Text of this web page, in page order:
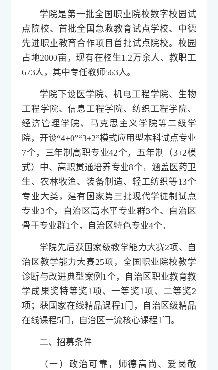
学院是第一批全国职业院校数字校园试
点院校、首批全国急救教育试点学校、中德
先进职业教育合作项目首批试点院校。校园
占地2000亩，现有在校生1.2万余人、教职工
673人，其中专任教师563人。
学院下设医学院、机电工程学院、生物
工程学院、信息工程学院、纺织工程学院、
经济管理学院、马克思主义学院等二级学
院，开设“4+0”“3+2”模式应用型本科试点专业
7个，三年制高职专业42个，五年制（3+2模
式）中、高职贯通培养专业8个，涵盖医药卫
生、农林牧渔、装备制造、轻工纺织等13个
专业大类，建有国家第三批现代学徒制试点
专业3个，自治区高水平专业群3个、自治区
骨干专业群1个，自治区特色专业4个。
学院先后获国家级教学能力大赛2项、自
治区教学能力大赛25项，全国职业院校教学
诊断与改进典型案例1个，自治区职业教育教
学成果奖特等奖1项、一等奖1项、二等奖2
项；获国家在线精品课程1门，自治区级精品
在线课程5门，自治区一流核心课程1门。
二、招募条件
（一）政治可靠，师德高尚、爱岗敬